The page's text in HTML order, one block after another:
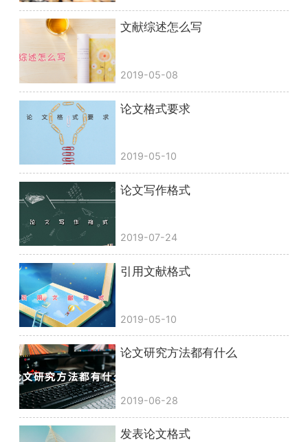
文献综述怎么写
2019-05-08
论文格式要求
2019-05-10
论文写作格式
2019-07-24
引用文献格式
2019-05-10
论文研究方法都有什么
2019-06-28
发表论文格式